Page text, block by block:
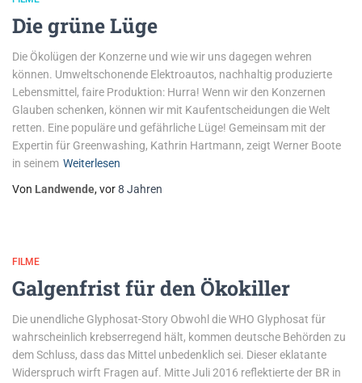
Die grüne Lüge
Die Ökolügen der Konzerne und wie wir uns dagegen wehren
können. Umweltschonende Elektroautos, nachhaltig produzierte
Lebensmittel, faire Produktion: Hurra! Wenn wir den Konzernen
Glauben schenken, können wir mit Kaufentscheidungen die Welt
retten. Eine populäre und gefährliche Lüge! Gemeinsam mit der
Expertin für Greenwashing, Kathrin Hartmann, zeigt Werner Boote
in seinem Weiterlesen
Von Landwende, vor8 Jahren
FILME
Galgenfrist für den Ökokiller
Die unendliche Glyphosat-Story Obwohl die WHO Glyphosat für
wahrscheinlich krebserregend hält, kommen deutsche Behörden zu
dem Schluss, dass das Mittel unbedenklich sei. Dieser eklatante
Widerspruch wirft Fragen auf. Mitte Juli 2016 reflektierte der BR in